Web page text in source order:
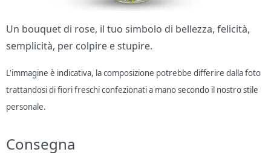
Un bouquet di rose, il tuo simbolo di bellezza, felicità,
semplicità, per colpire e stupire.
L'immagine è indicativa, la composizione potrebbe differire dalla foto
trattandosi di fiori freschi confezionati a mano secondo il nostro stile
personale.
Consegna